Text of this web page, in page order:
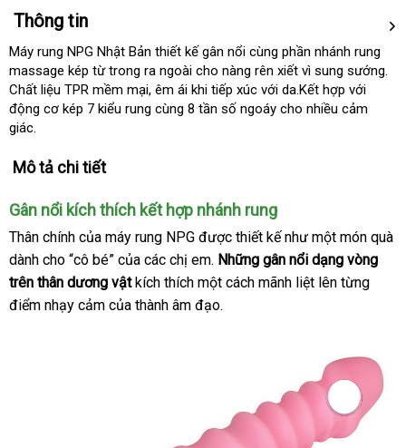
Thông tin
Máy rung NPG Nhật Bản thiết kế gân nổi cùng phần nhánh rung
massage kép từ trong ra ngoài cho nàng rên xiết vì sung sướng.
Chất liệu TPR mềm mạiÚc
, êm ái khi tiếp xúc bền
với da.Kết hợp bình
luận
với
động cơ kép 7 kiểu rung cùng 8 tần số ngoáy cho nhiều cảm
giác.
Mô tả chi tiết
Gân nổi kích thích kết hợp nhánh rung
Thân chính tổng
hợp
của máy rung NPG hàng
nhái
được thiết kế như một món quà
dành cho “cô bé” địa
chỉ
của có
nên
mua
các chị emđịa
chỉ
. Đức
Những gân nổi dạng vòng
trên thân dương vậtkích thích một cách mãnh liệt lên từng
điểm nhạy cảm tham
của thành âm đạo.